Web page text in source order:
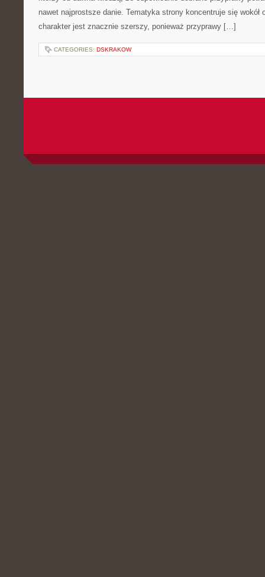
nawet najprostsze danie. Tematyka strony koncentruje się wokół
charakter jest znacznie szerszy, ponieważ przyprawy […]
CATEGORIES: DSKRAKOW